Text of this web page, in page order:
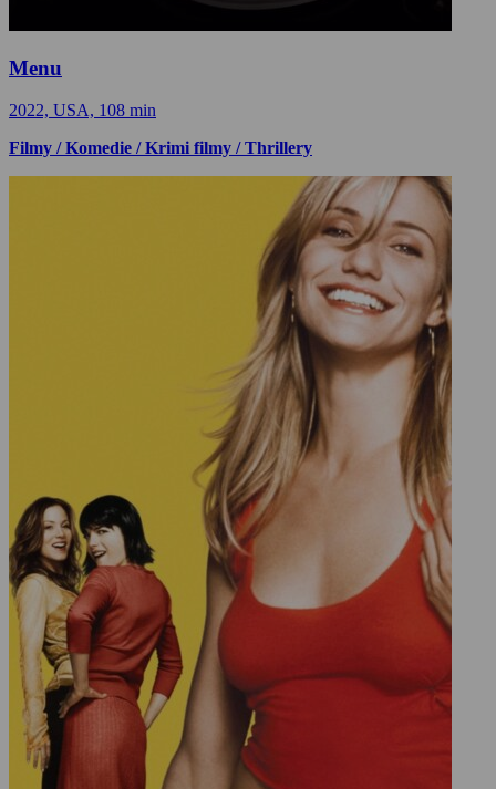
Menu
2022, USA, 108 min
Filmy / Komedie / Krimi filmy / Thrillery